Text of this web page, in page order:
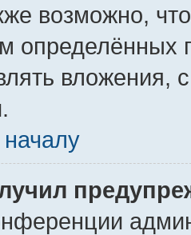
возможно,
определённых
вложения,